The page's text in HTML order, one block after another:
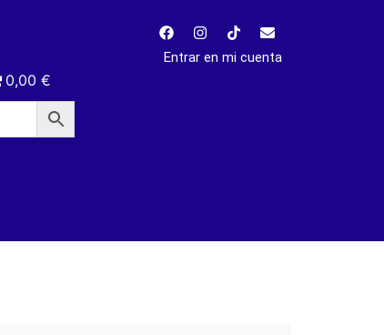
0,00 €
Entrar en mi cuenta